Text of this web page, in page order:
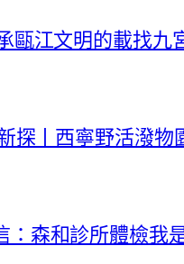
甌江文明的載找九
探丨西寧野活潑物
森和診所體檢我